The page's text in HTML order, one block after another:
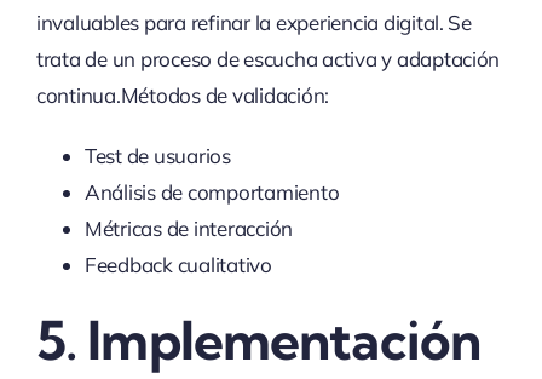
invaluables para refinar la experiencia digital. Se
trata de un proceso de escucha activa y adaptación
continua.Métodos de validación:
Test de usuarios
Análisis de comportamiento
Métricas de interacción
Feedback cualitativo
5. Implementación